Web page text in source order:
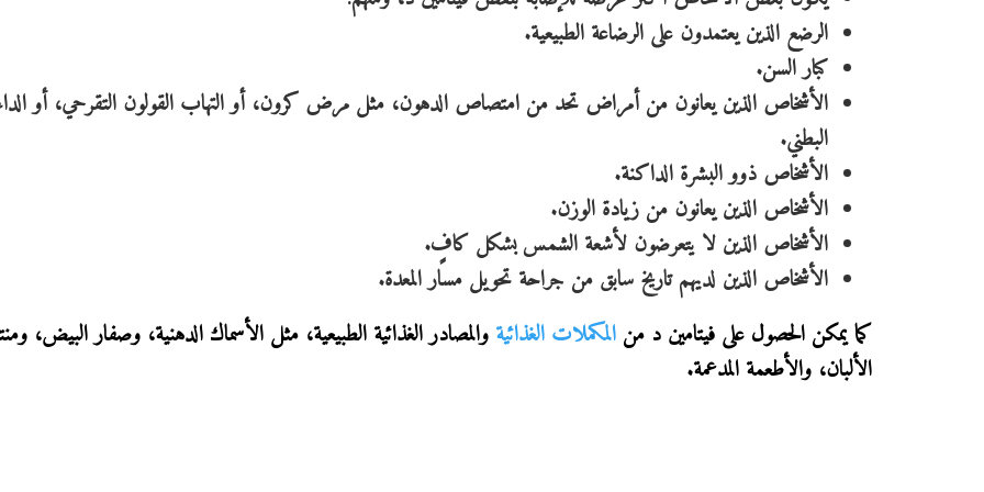
الرضع الذين يعتمدون على الرضاعة الطبيعية.
كبار السن.
الأشخاص الذين يعانون من أمراض تحد من امتصاص الدهون، مثل مرض كرون، أو التهاب القولون التقرحي، أو
البطني.
الأشخاص ذوو البشرة الداكنة.
الأشخاص الذين يعانون من زيادة الوزن.
الأشخاص الذين لا يتعرضون لأشعة الشمس بشكل كافٍ.
الأشخاص الذين لديهم تاريخ سابق من جراحة تحويل مسار المعدة.
كما يمكن الحصول على فيتامين د من المكملات الغذائية والمصادر الغذائية الطبيعية، مثل الأسماك الدهنية، وصفار البيض،
الألبان، والأطعمة المدعمة.